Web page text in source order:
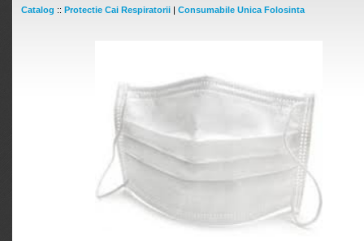
Catalog :: Protectie Cai Respiratorii | Consumabile Unica Folosinta